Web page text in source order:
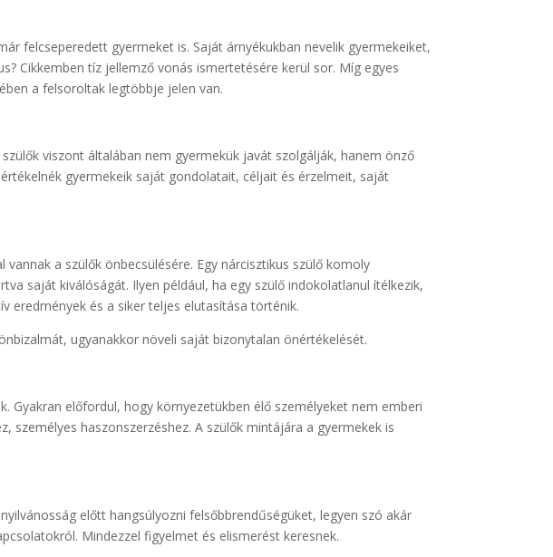
felcseperedett gyermeket is. Saját árnyékukban nevelik gyermekeiket,
Cikkemben tíz jellemző vonás ismertetésére kerül sor. Míg egyes
a felsoroltak legtöbbje jelen van.
viszont általában nem gyermekük javát szolgálják, hanem önző
gyermekeik saját gondolatait, céljait és érzelmeit, saját
a szülők önbecsülésére. Egy nárcisztikus szülő komoly
saját kiválóságát. Ilyen például, ha egy szülő indokolatlanul ítélkezik,
eredmények és a siker teljes elutasítása történik.
ugyanakkor növeli saját bizonytalan önértékelését.
Gyakran előfordul, hogy környezetükben élő személyeket nem emberi
személyes haszonszerzéshez. A szülők mintájára a gyermekek is
előtt hangsúlyozni felsőbbrendűségüket, legyen szó akár
Mindezzel figyelmet és elismerést keresnek.